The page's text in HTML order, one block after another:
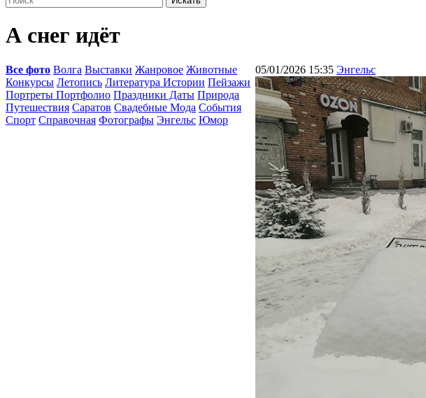
А снег идёт
Все фото Волга Выставки Жанровое Животные
Конкурсы Летопись Литература Истории Пейзажи
Портреты Портфолио Праздники Даты Природа
Путешествия Саратов Свадебные Мода События
Спорт Справочная Фотографы Энгельс Юмор
05/01/2026 15:35 Энгельс